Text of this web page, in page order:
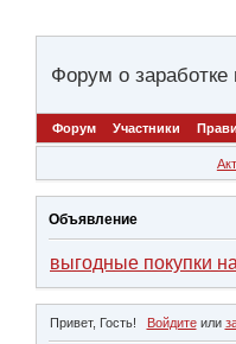
Форум о заработке
Форум Участники
Объявление
выгодные покупки
Привет, Гость! Войдитеили